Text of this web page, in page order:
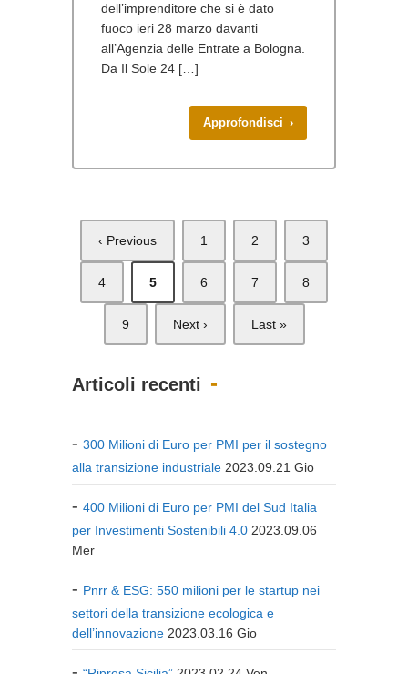
dell’imprenditore che si è dato
fuoco ieri 28 marzo davanti
all’Agenzia delle Entrate a Bologna.
Da Il Sole 24 […]
Approfondisci ›
‹ Previous 1 2 3
4 5 6 7 8
9 Next › Last »
Articoli recenti
300 Milioni di Euro per PMI per il sostegno
alla transizione industriale 2023.09.21 Gio
400 Milioni di Euro per PMI del Sud Italia
per Investimenti Sostenibili 4.0 2023.09.06
Mer
Pnrr & ESG: 550 milioni per le startup nei
settori della transizione ecologica e
dell’innovazione 2023.03.16 Gio